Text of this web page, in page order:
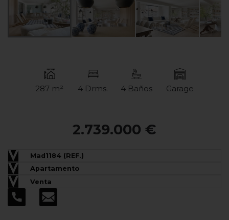
287 m² 4 Drms. 4 Baños Garage
2.739.000 €
Mad1184 (REF.)
Apartamento
Venta